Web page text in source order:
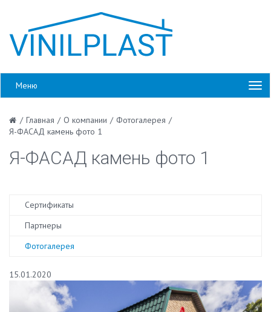
Меню
/ Главная / О компании / Фотогалерея /
Я-ФАСАД камень фото 1
Я-ФАСАД камень фото 1
Сертификаты
Партнеры
Фотогалерея
15.01.2020